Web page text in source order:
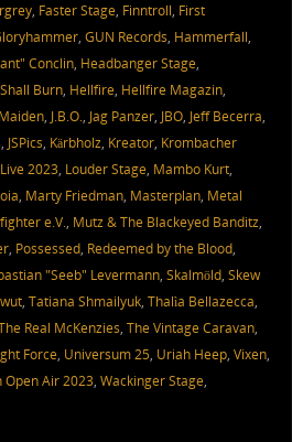
, Faster Stage, Finntroll, First
, GUN Records, Hammerfall,
Conclin, Headbanger Stage,
Burn, Hellfire, Hellfire Magazin,
, J.B.O., Jag Panzer, JBO, Jeff Becerra,
, JSPics, Kärbholz, Kreator, Krombacher
Live 2023, Louder Stage, Mambo Kurt,
, Marty Friedman, Masterplan, Metal
e.V., Mutz & The Blackeyed Banditz,
, Possessed, Redeemed by the Blood,
"Seeb" Levermann, Skalmöld, Skew
, Tatiana Shmailyuk, Thalìa Bellazecca,
Real McKenzies, The Vintage Caravan,
Force, Universum 25, Uriah Heep, Vixen,
Open Air 2023, Wackinger Stage,